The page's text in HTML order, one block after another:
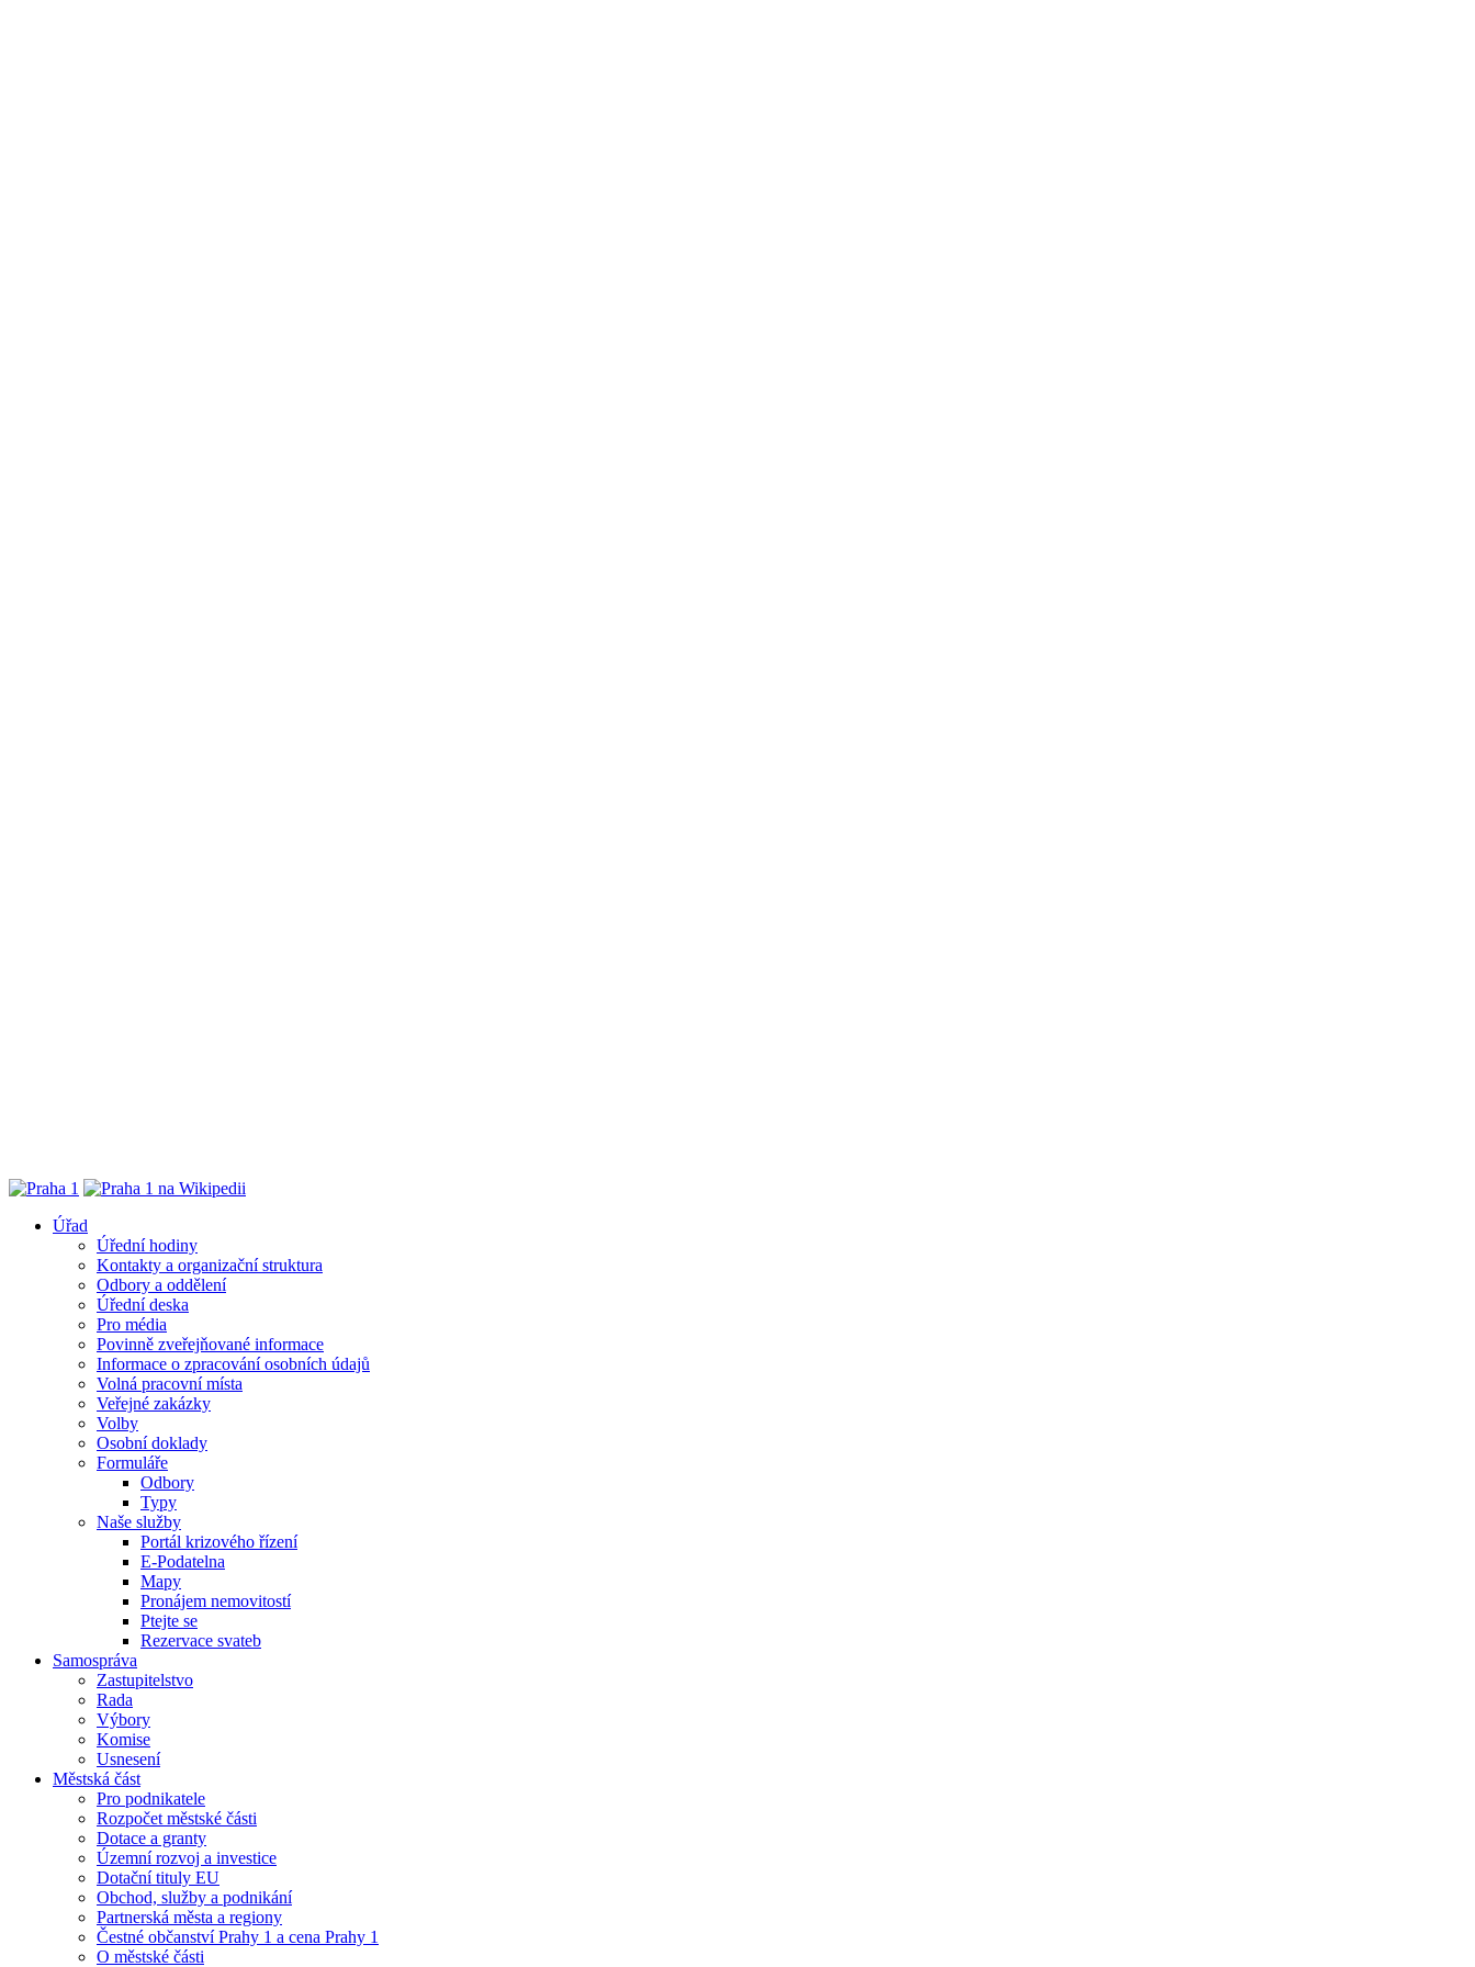
Úřad
Úřední hodiny
Kontakty a organizační struktura
Odbory a oddělení
Úřední deska
Pro média
Povinně zveřejňované informace
Informace o zpracování osobních údajů
Volná pracovní místa
Veřejné zakázky
Volby
Osobní doklady
Formuláře
Odbory
Typy
Naše služby
Portál krizového řízení
E-Podatelna
Mapy
Pronájem nemovitostí
Ptejte se
Rezervace svateb
Samospráva
Zastupitelstvo
Rada
Výbory
Komise
Usnesení
Městská část
Pro podnikatele
Rozpočet městské části
Dotace a granty
Územní rozvoj a investice
Dotační tituly EU
Obchod, služby a podnikání
Partnerská města a regiony
Čestné občanství Prahy 1 a cena Prahy 1
O městské části